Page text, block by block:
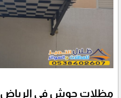
مظلات حوش في الرياض